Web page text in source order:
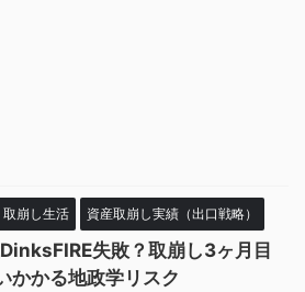
取崩し生活 資産取崩し実績（出口戦略）
失敗？取崩し3ヶ月目
かかる地政学リスク